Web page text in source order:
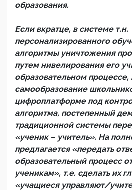
образования.
Если вкратце, в системе т.н.
персонализированного
алгоритмы уничтожения
путем нивелирования его
образовательном процессе,
самообразование
цифроплатформе под
алгоритма, постепенный
традиционной системы
«ученик – учитель». На
предлагается «передать
образовательный процесс
ученикам», т.е. сделать их
«учащиеся управляют/